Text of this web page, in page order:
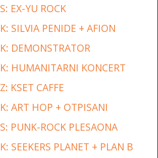
S: EX-YU ROCK
K: SILVIA PENIDE + AFION
K: DEMONSTRATOR
K: HUMANITARNI KONCERT
Z: KSET CAFFE
K: ART HOP + OTPISANI
S: PUNK-ROCK PLESAONA
K: SEEKERS PLANET + PLAN B